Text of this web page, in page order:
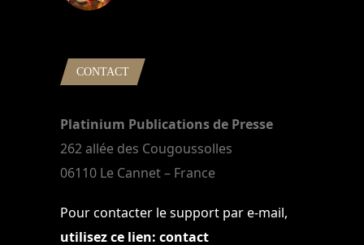
CONTACT
Platinium Publications de Presse
262 allée des Cougoussolles
06110 Le Cannet – France
Pour contacter le support par e-mail,
utilisez ce lien: contact